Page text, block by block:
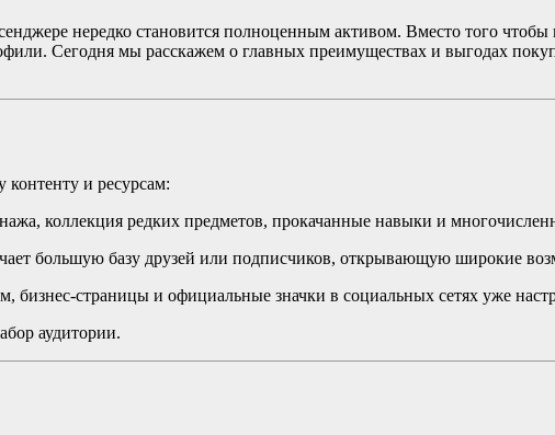
нередко становится полноценным активом. Вместо того чтобы
Сегодня мы расскажем о главных преимуществах и выгодах
контенту и ресурсам:
коллекция редких предметов, прокачанные навыки и
большую базу друзей или подписчиков, открывающую широкие
бизнес-страницы и официальные значки в социальных сетях уже
аудитории.